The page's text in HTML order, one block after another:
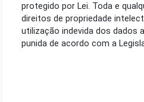
protegido por Lei. Toda e
direitos de propriedade
utilização indevida dos dados
punida de acordo com a